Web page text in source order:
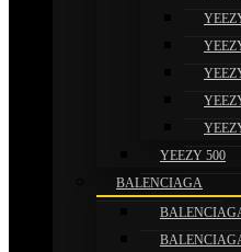
YEEZY 500
BALENCIAGA